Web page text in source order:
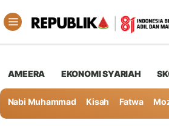
AMEERA EKONOMI SYARIAH
Nabi Muhammad Kisah Fatwa